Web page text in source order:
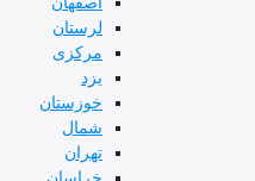
خوزستان